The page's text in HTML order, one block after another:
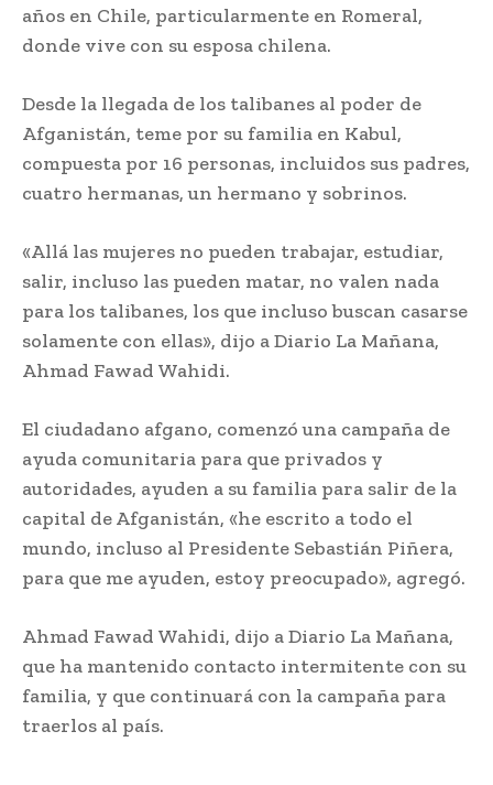
años en Chile, particularmente en Romeral,
donde vive con su esposa chilena.
Desde la llegada de los talibanes al poder de
Afganistán, teme por su familia en Kabul,
compuesta por 16 personas, incluidos sus padres,
cuatro hermanas, un hermano y sobrinos.
«Allá las mujeres no pueden trabajar, estudiar,
salir, incluso las pueden matar, no valen nada
para los talibanes, los que incluso buscan casarse
solamente con ellas», dijo a Diario La Mañana,
Ahmad Fawad Wahidi.
El ciudadano afgano, comenzó una campaña de
ayuda comunitaria para que privados y
autoridades, ayuden a su familia para salir de la
capital de Afganistán, «he escrito a todo el
mundo, incluso al Presidente Sebastián Piñera,
para que me ayuden, estoy preocupado», agregó.
Ahmad Fawad Wahidi, dijo a Diario La Mañana,
que ha mantenido contacto intermitente con su
familia, y que continuará con la campaña para
traerlos al país.